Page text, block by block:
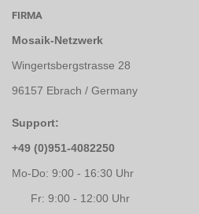
FIRMA
Mosaik-Netzwerk
Wingertsbergstrasse 28
96157 Ebrach / Germany
Support:
+49 (0)951-4082250
Mo-Do: 9:00 - 16:30 Uhr
Fr: 9:00 - 12:00 Uhr